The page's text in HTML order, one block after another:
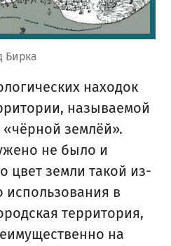
Бирка
находок
называемой
«чёрной землёй».
не было и
цвет земли такой из-
использования в
территория,
на